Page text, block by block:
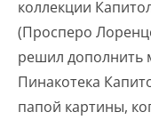
коллекции
(Просперо
решил дополнить
Пинакотека
папой картины,